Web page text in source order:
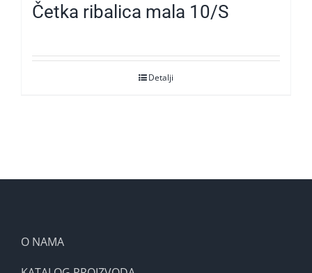
Četka ribalica mala 10/S
Detalji
O NAMA